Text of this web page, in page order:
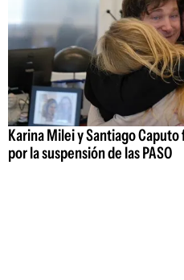
Karina Milei y Santiago
por la suspensión de las PASO